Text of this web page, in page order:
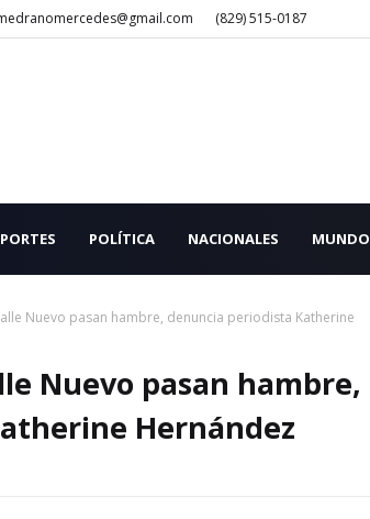
(829) 515-0187
POLÍTICA NACIONALES MUNDO
Nuevo pasan hambre, denuncia periodista Katherine
Nuevo pasan hambre,
Hernández